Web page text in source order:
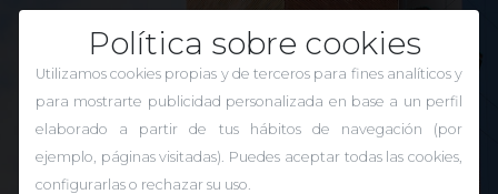
Política sobre cookies
Utilizamos cookies propias y de terceros para fines analíticos y
para mostrarte publicidad personalizada en base a un perfil
elaborado a partir de tus hábitos de navegación (por
ejemplo, páginas visitadas). Puedes aceptar todas las cookies,
configurarlas o rechazar su uso.